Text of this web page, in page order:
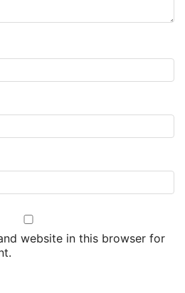
website in this browser for